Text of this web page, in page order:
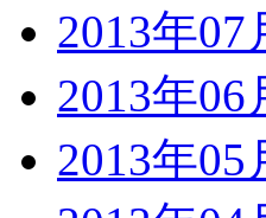
2013年07
2013年06
2013年05